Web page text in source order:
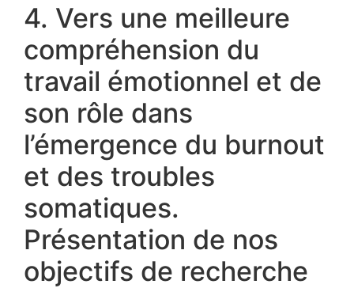
4. Vers une meilleure
compréhension du
travail émotionnel et de
son rôle dans
l’émergence du burnout
et des troubles
somatiques.
Présentation de nos
objectifs de recherche